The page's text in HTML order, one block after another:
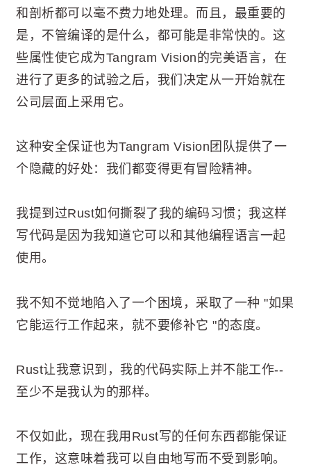
和剖析都可以毫不费力地处理。而且，最重要的
是，不管编译的是什么，都可能是非常快的。这
些属性使它成为Tangram Vision的完美语言，在
进行了更多的试验之后，我们决定从一开始就在
公司层面上采用它。
这种安全保证也为Tangram Vision团队提供了一
个隐藏的好处：我们都变得更有冒险精神。
我提到过Rust如何撕裂了我的编码习惯；我这样
写代码是因为我知道它可以和其他编程语言一起
使用。
我不知不觉地陷入了一个困境，采取了一种 "如果
它能运行工作起来，就不要修补它 "的态度。
Rust让我意识到，我的代码实际上并不能工作--
至少不是我认为的那样。
不仅如此，现在我用Rust写的任何东西都能保证
工作，这意味着我可以自由地写而不受到影响。